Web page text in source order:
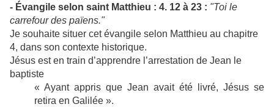
- Évangile selon saint Matthieu : 4. 12 à 23 : "Toi le
carrefour des païens."
Je souhaite situer cet évangile selon Matthieu au chapitre
4, dans son contexte historique.
Jésus est en train d’apprendre l’arrestation de Jean le
baptiste
« Ayant appris que Jean avait été livré, Jésus se
retira en Galilée ».